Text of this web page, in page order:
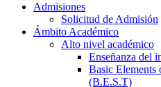
Admisiones
Solicitud de Admisión
Ámbito Académico
Alto nivel académico
Enseñanza del
Basic Elements
(B.E.S.T)